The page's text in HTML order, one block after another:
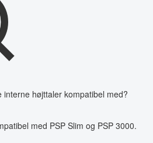
interne højttaler kompatibel med?
med PSP Slim og PSP 3000.